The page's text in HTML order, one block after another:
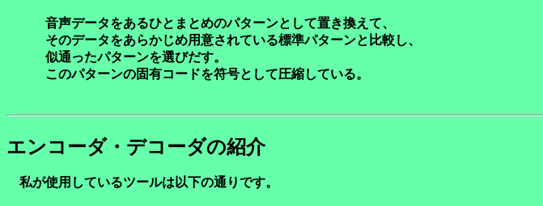
音声データをあるひとまとめのパターンとして置き換えて、
そのデータをあらかじめ用意されている標準パターンと比較し、
似通ったパターンを選びだす。
このパターンの固有コードを符号として圧縮している。
エンコーダ・デコーダの紹介
私が使用しているツールは以下の通りです。